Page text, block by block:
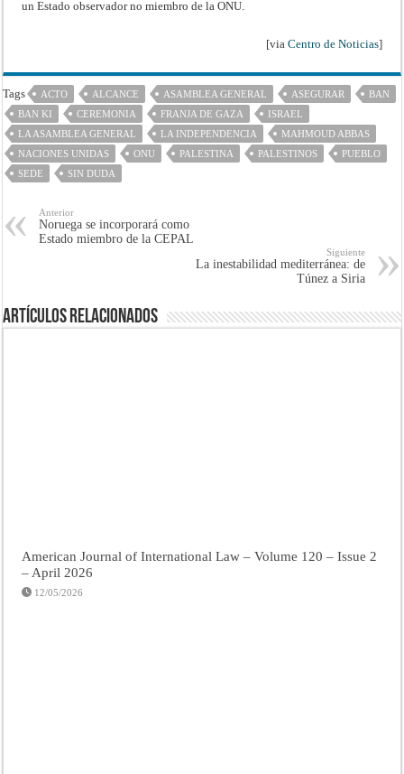
un Estado observador no miembro de la ONU.
[via Centro de Noticias]
Tags ACTO ALCANCE ASAMBLEA GENERAL ASEGURAR
BAN
BAN KI
CEREMONIA FRANJA DE GAZA
ISRAEL
LA ASAMBLEA GENERAL
LA INDEPENDENCIA
MAHMOUD ABBAS
NACIONES UNIDAS
ONU PALESTINA PALESTINOS
PUEBLO
SEDE
SIN DUDA
Anterior
Noruega se incorporará como
Estado miembro de la CEPAL
Siguiente
La inestabilidad mediterránea: de
Túnez a Siria
Artículos Relacionados
American Journal of International Law – Volume 120 – Issue 2
– April 2026
12/05/2026